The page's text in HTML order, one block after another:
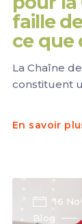
faille
ce que
La Chaîne
constituent
En savoir
16
Blog